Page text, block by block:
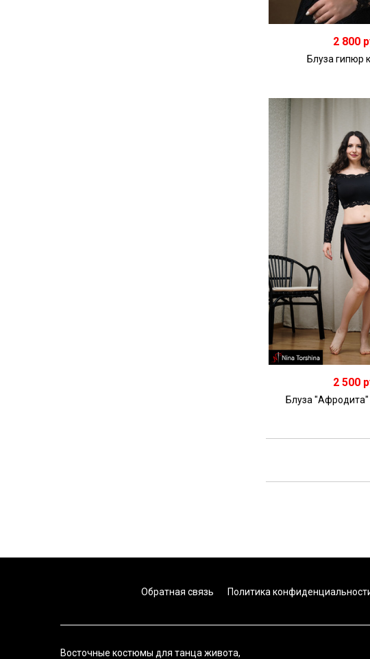
2 800
Блуза гипюр
2 500
Блуза "Афродита"
Обратная связь Политика
Восточные костюмы для танца живота,